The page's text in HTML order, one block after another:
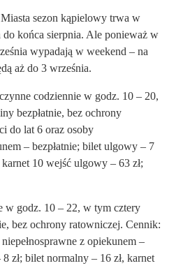
sezon kąpielowy trwa w
do końca sierpnia. Ale ponieważ w
wypadają w weekend – na
aż do 3 września.
codziennie w godz. 10 – 20,
bezpłatnie, bez ochrony
do lat 6 oraz osoby
– bezpłatnie; bilet ulgowy – 7
10 wejść ulgowy – 63 zł;
w godz. 10 – 22, w tym cztery
bez ochrony ratowniczej. Cennik:
z opiekunem –
zł; bilet normalny – 16 zł, karnet